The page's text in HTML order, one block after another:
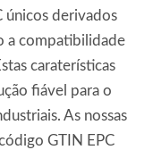
únicos derivados
a compatibilidade
caraterísticas
fiável para o
As nossas
GTIN EPC